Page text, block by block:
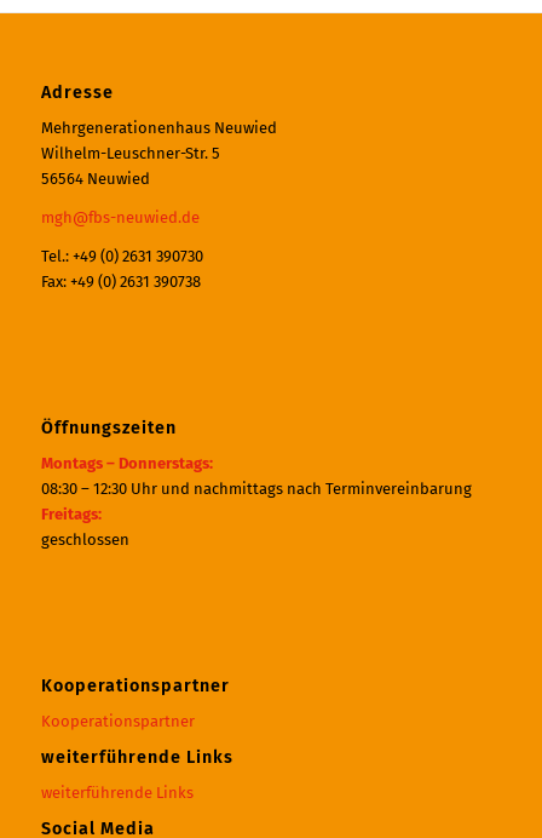
Adresse
Mehrgenerationenhaus Neuwied
Wilhelm-Leuschner-Str. 5
56564 Neuwied
mgh@fbs-neuwied.de
Tel.: +49 (0) 2631 390730
Fax: +49 (0) 2631 390738
Öffnungszeiten
Montags – Donnerstags:
08:30 – 12:30 Uhr und nachmittags nach Terminvereinbarung
Freitags:
geschlossen
Kooperationspartner
Kooperationspartner
weiterführende Links
weiterführende Links
Social Media